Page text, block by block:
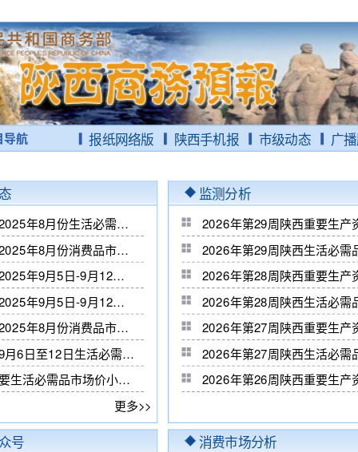
导航 报纸网络版 陕西手机报 市级动态 广
渭南市2025年8月份生活必需品市场运行分析
渭南市2025年8月份消费品市场运行分析
榆林市2025年9月5日-9月12日重要生产资料周情况分析
榆林市2025年9月5日-9月12日生活必需品市场运行分析
杨陵区2025年8月份消费品市场运行分析
宝鸡市9月6日至12日生活必需品周情况分析
咸阳主要生活必需品市场价小幅下跌
更多>>
号
监测分析
2026年第29周陕西重要生产
2026年第29周陕西生活必需
2026年第28周陕西重要生产
2026年第28周陕西生活必需
2026年第27周陕西重要生产
2026年第27周陕西生活必需
2026年第26周陕西重要生产
消费市场分析